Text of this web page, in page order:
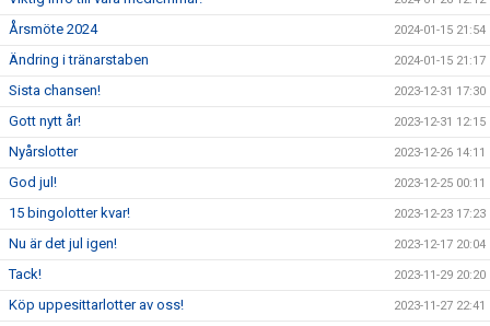
Årsmöte 2024 2024-01-15 21:54
Ändring i tränarstaben 2024-01-15 21:17
Sista chansen! 2023-12-31 17:30
Gott nytt år! 2023-12-31 12:15
Nyårslotter 2023-12-26 14:11
God jul! 2023-12-25 00:11
15 bingolotter kvar! 2023-12-23 17:23
Nu är det jul igen! 2023-12-17 20:04
Tack! 2023-11-29 20:20
Köp uppesittarlotter av oss! 2023-11-27 22:41